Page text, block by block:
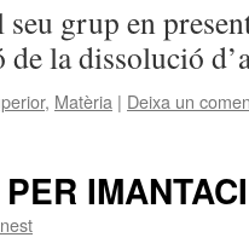
grup en
de la dissolució
, Matèria | Deixa un